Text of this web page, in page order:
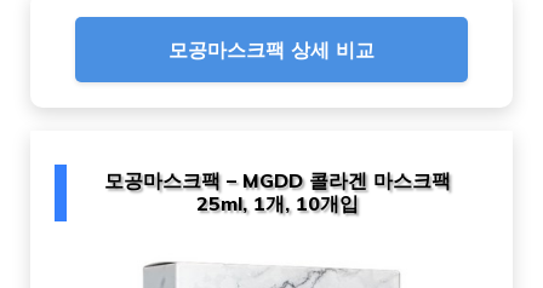
모공마스크팩 상세 비교
모공마스크팩 – MGDD 콜라겐 마스크팩
25ml, 1개, 10개입